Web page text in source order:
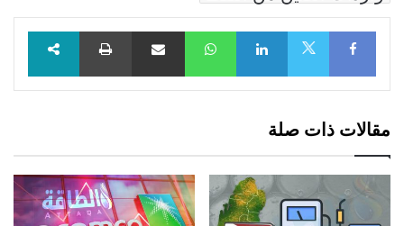
Facebook
LinkedIn
WhatsAppمشاركة عبر البريد طباعة
مقالات ذات صلة